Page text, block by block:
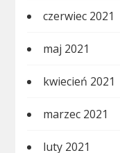
czerwiec 2021
maj 2021
kwiecień 2021
marzec 2021
luty 2021